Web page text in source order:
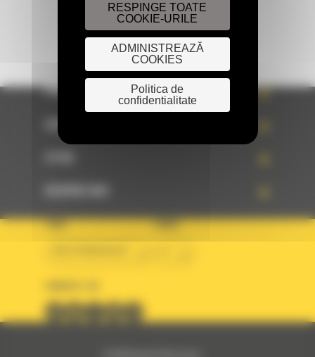
PRODUSE
TARA LIMBA
RESPINGE TOATE
COOKIE-URILE
ADMINISTREAZĂ
COOKIES
Politica de
confidentialitate